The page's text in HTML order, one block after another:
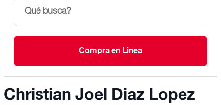
Compra en Linea
Christian Joel Diaz Lopez